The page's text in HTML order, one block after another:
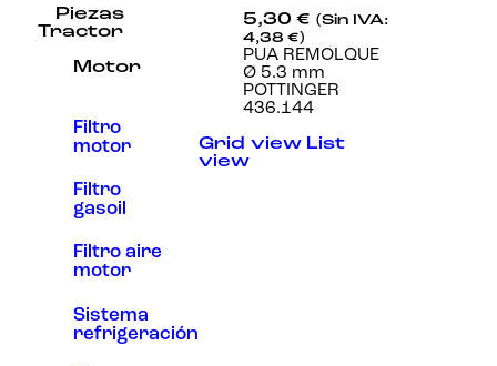
Piezas
Tractor
Motor
Filtro
motor
Filtro
gasoil
Filtro aire
motor
Sistema
refrigeración
5,30€ (Sin IVA:
4,38€)
PUA REMOLQUE
Ø 5.3 mm
POTTINGER
436.144
Grid view List
view
de la web, en
base a cómo
web.
Experiencia
Para que
funcione lo
mejor posible
durante tu
visita. Si
rechaza estas
cookies,
funcionalidades
desaparecerán
de la web.